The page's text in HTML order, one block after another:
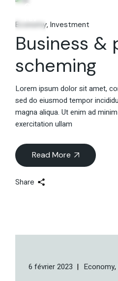
06
Economy Investment
Business &
scheming
Lorem ipsum dolor sit amet,
sed do eiusmod tempor
magna aliqua. Ut enim ad
exercitation ullam
Read More
Share
6 février 2023 Economy